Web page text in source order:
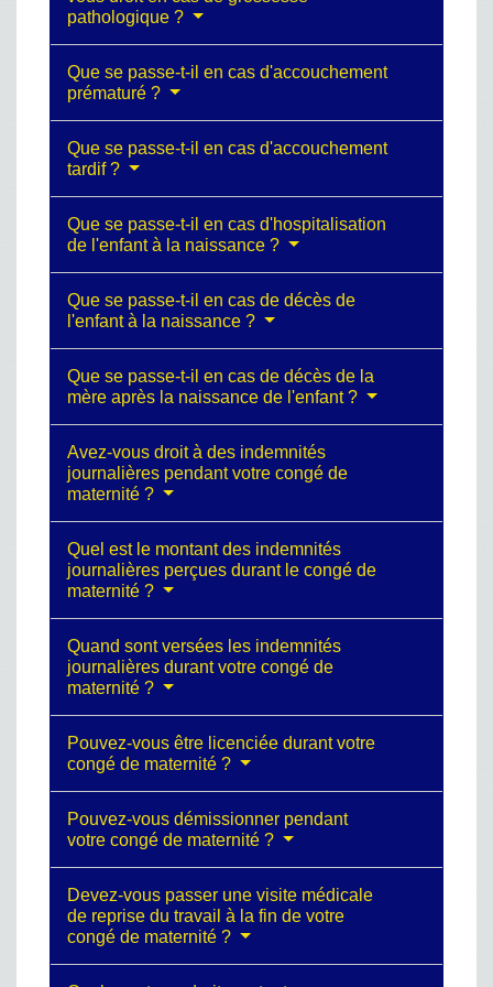
pathologique ?
Que se passe-t-il en cas d'accouchement
prématuré ?
Que se passe-t-il en cas d'accouchement
tardif ?
Que se passe-t-il en cas d'hospitalisation
de l'enfant à la naissance ?
Que se passe-t-il en cas de décès de
l'enfant à la naissance ?
Que se passe-t-il en cas de décès de la
mère après la naissance de l'enfant ?
Avez-vous droit à des indemnités
journalières pendant votre congé de
maternité ?
Quel est le montant des indemnités
journalières perçues durant le congé de
maternité ?
Quand sont versées les indemnités
journalières durant votre congé de
maternité ?
Pouvez-vous être licenciée durant votre
congé de maternité ?
Pouvez-vous démissionner pendant
votre congé de maternité ?
Devez-vous passer une visite médicale
de reprise du travail à la fin de votre
congé de maternité ?